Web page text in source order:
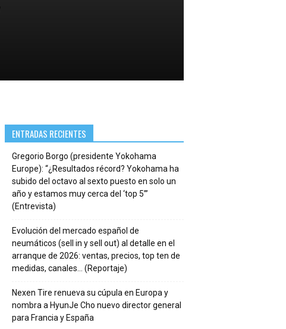
ENTRADAS RECIENTES
Gregorio Borgo (presidente Yokohama
Europe): “¿Resultados récord? Yokohama ha
subido del octavo al sexto puesto en solo un
año y estamos muy cerca del ‘top 5’”
(Entrevista)
Evolución del mercado español de
neumáticos (sell in y sell out) al detalle en el
arranque de 2026: ventas, precios, top ten de
medidas, canales… (Reportaje)
Nexen Tire renueva su cúpula en Europa y
nombra a HyunJe Cho nuevo director general
para Francia y España